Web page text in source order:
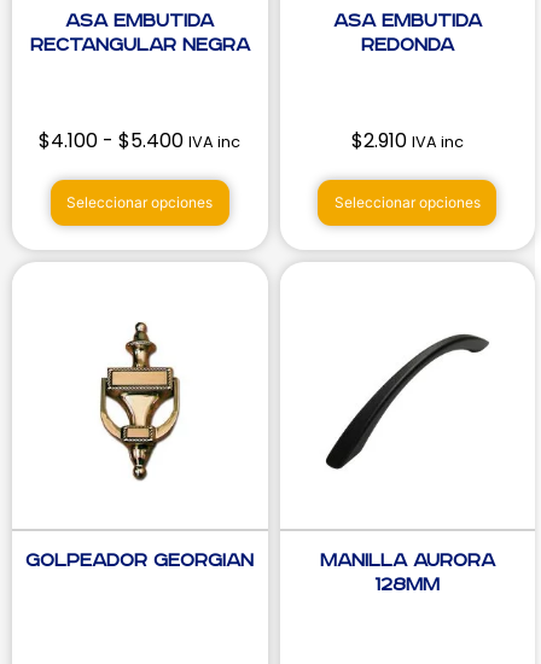
Asa Embutida
Rectangular Negra
$4.100 - $5.400 IVA inc
Seleccionar opciones
Asa Embutida
Redonda
$2.910 IVA inc
Seleccionar opciones
Golpeador Georgian
Manilla Aurora
128mm